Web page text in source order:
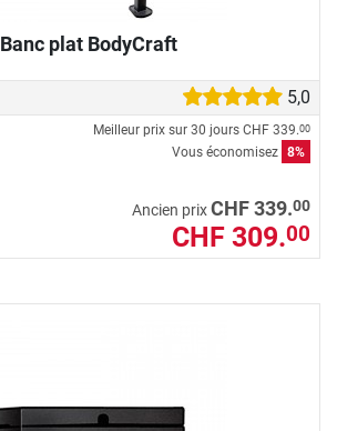
Banc plat BodyCraft
5,0
Meilleur prix sur 30 jours CHF 339.00
Vous économisez 8%
Ancien prixCHF 339.00
CHF 309.00